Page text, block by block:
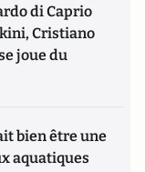
di Caprio
Cristiano
joue du
bien être une
aquatiques